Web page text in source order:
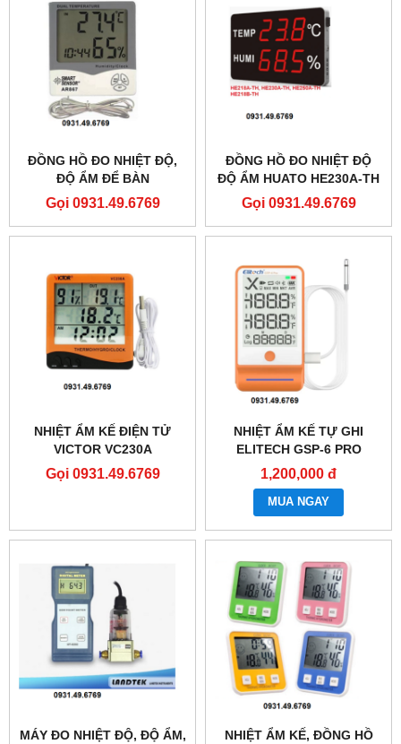
ĐỒNG HỒ ĐO NHIỆT ĐỘ,
ĐỘ ẨM ĐỂ BÀN
SMARTSENSOR AR867
Gọi 0931.49.6769
ĐỒNG HỒ ĐO NHIỆT ĐỘ
ĐỘ ẨM HUATO HE230A-TH
(CẢM BIẾN TRONG)
Gọi 0931.49.6769
NHIỆT ẨM KẾ ĐIỆN TỬ
VICTOR VC230A
Gọi 0931.49.6769
NHIỆT ẨM KẾ TỰ GHI
ELITECH GSP-6 PRO
1,200,000 đ
MUA NGAY
MÁY ĐO NHIỆT ĐỘ, ĐỘ ẨM,
NHIỆT ẨM KẾ, ĐỒNG HỒ